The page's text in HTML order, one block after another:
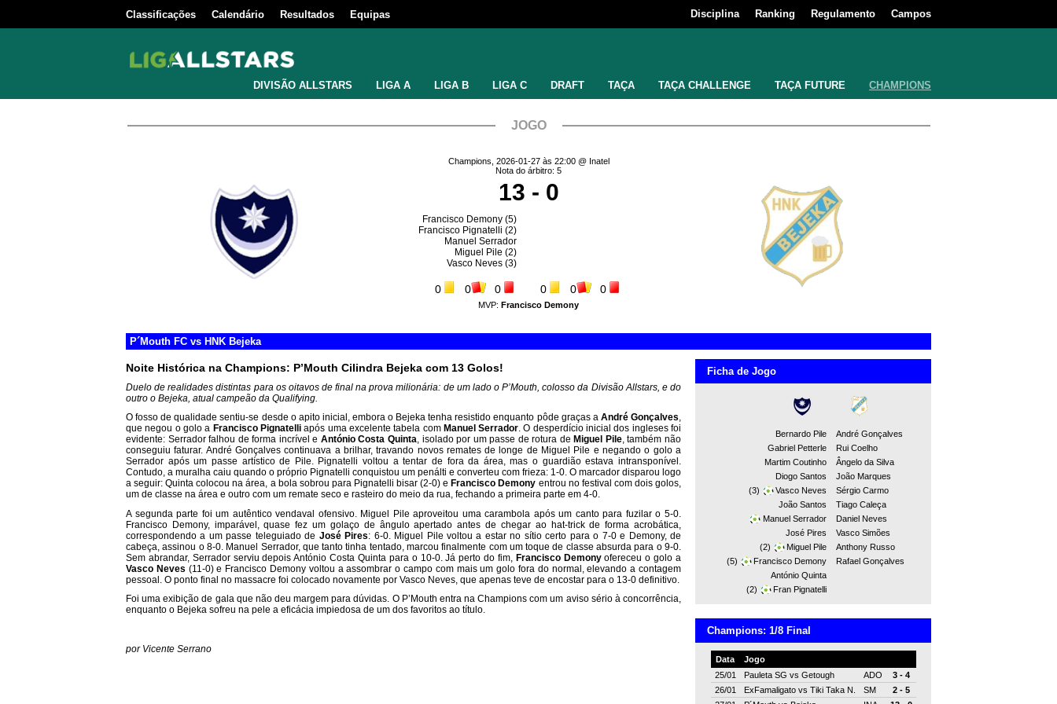
Classificações Calendário Resultados Equipas Disciplina Ranking Regulamento Campos
DIVISÃO ALLSTARS LIGA A LIGA B LIGA C DRAFT TAÇA TAÇA CHALLENGE TAÇA FUTURE CHAMPIONS
JOGO
Champions, 2026-01-27 às 22:00 @ Inatel
Nota do árbitro: 5
13 - 0
Francisco Demony (5)
Francisco Pignatelli (2)
Manuel Serrador
Miguel Pile (2)
Vasco Neves (3)
0 0 0 0 0 0
MVP: Francisco Demony
P´Mouth FC vs HNK Bejeka
Noite Histórica na Champions: P’Mouth Cilindra Bejeka com 13 Golos!
Duelo de realidades distintas para os oitavos de final na prova milionária: de um lado o P’Mouth, colosso da Divisão Allstars, e do
outro o Bejeka, atual campeão da Qualifying.
O fosso de qualidade sentiu-se desde o apito inicial, embora o Bejeka tenha resistido enquanto pôde graças a André Gonçalves,
que negou o golo a Francisco Pignatelliapós uma excelente tabela com Manuel Serrador. O desperdício inicial dos ingleses foi
evidente: Serrador falhou de forma incrível e António Costa Quinta, isolado por um passe de rotura de Miguel Pile, também não
conseguiu faturar. André Gonçalves continuava a brilhar, travando novos remates de longe de Miguel Pile e negando o golo a
Serrador após um passe artístico de Pile. Pignatelli voltou a tentar de fora da área, mas o guardião estava intransponível.
Contudo, a muralha caiu quando o próprio Pignatelli conquistou um penálti e converteu com frieza: 1-0. O marcador disparou logo
a seguir: Quinta colocou na área, a bola sobrou para Pignatelli bisar (2-0) e Francisco Demony entrou no festival com dois golos,
um de classe na área e outro com um remate seco e rasteiro do meio da rua, fechando a primeira parte em 4-0.
A segunda parte foi um autêntico vendaval ofensivo. Miguel Pile aproveitou uma carambola após um canto para fuzilar o 5-0.
Francisco Demony, imparável, quase fez um golaço de ângulo apertado antes de chegar ao hat-trick de forma acrobática,
correspondendo a um passe teleguiado de José Pires: 6-0. Miguel Pile voltou a estar no sítio certo para o 7-0 e Demony, de
cabeça, assinou o 8-0. Manuel Serrador, que tanto tinha tentado, marcou finalmente com um toque de classe absurda para o 9-0.
Sem abrandar, Serrador serviu depois António Costa Quinta para o 10-0. Já perto do fim, Francisco Demonyofereceu o golo a
Vasco Neves (11-0) e Francisco Demony voltou a assombrar o campo com mais um golo fora do normal, elevando a contagem
pessoal. O ponto final no massacre foi colocado novamente por Vasco Neves, que apenas teve de encostar para o 13-0 definitivo.
Foi uma exibição de gala que não deu margem para dúvidas. O P’Mouth entra na Champions com um aviso sério à concorrência,
enquanto o Bejeka sofreu na pele a eficácia impiedosa de um dos favoritos ao título.
por Vicente Serrano
Ficha de Jogo
Bernardo Pile
André Gonçalves
Gabriel Petterle
Rui Coelho
Martim Coutinho
Ângelo da Silva
Diogo Santos
João Marques
(3)
Vasco Neves
Sérgio Carmo
João Santos
Tiago Caleça
Manuel Serrador
Daniel Neves
José Pires
Vasco Simões
(2)
Miguel Pile
Anthony Russo
(5)
Francisco Demony
Rafael Gonçalves
António Quinta
(2)
Fran Pignatelli
Champions: 1/8 Final
Data
Jogo
25/01
Pauleta SG vs Getough ADO
3 - 4
26/01
ExFamaligatovs Tiki Taka N. SM
2 - 5